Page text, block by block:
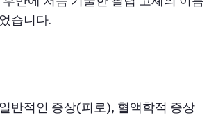
습니다.
반적인 증상(피로), 혈액학적 증상